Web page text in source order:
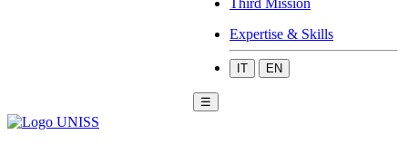
Third Mission
Expertise & Skills
IT EN
☰